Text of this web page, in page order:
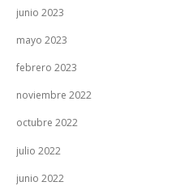
junio 2023
mayo 2023
febrero 2023
noviembre 2022
octubre 2022
julio 2022
junio 2022